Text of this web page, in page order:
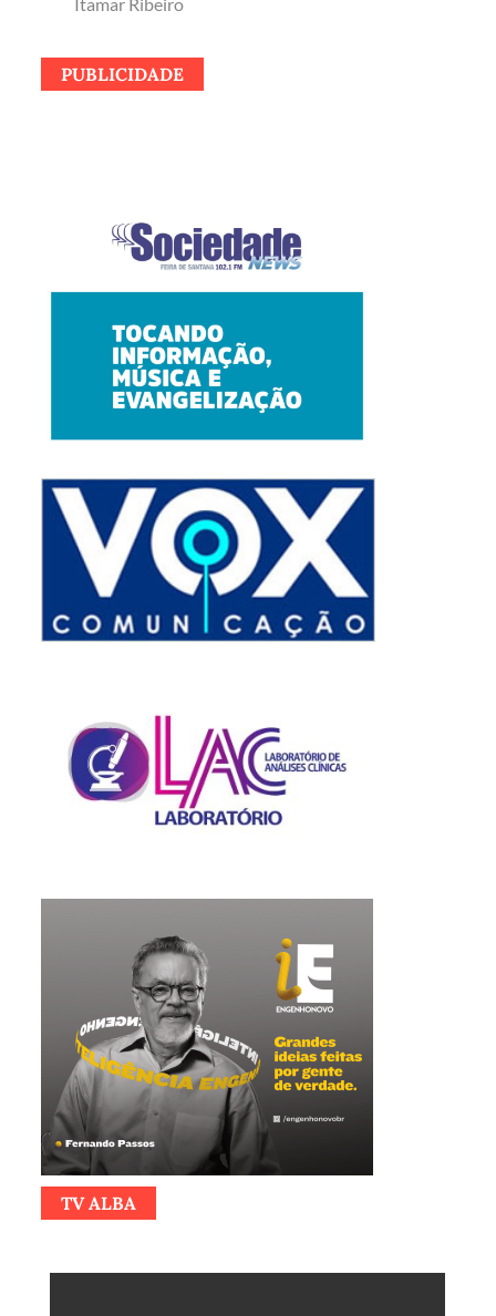
PUBLICIDADE
TV ALBA